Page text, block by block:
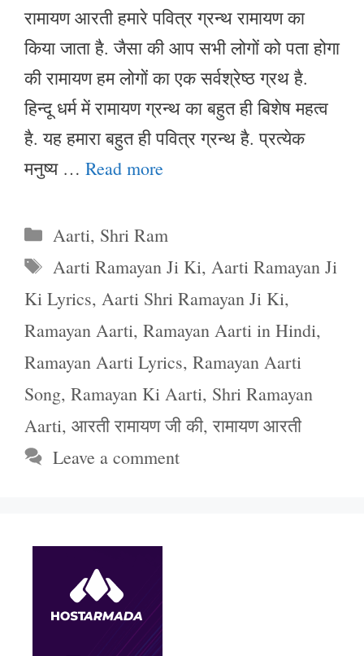
रामायण आरती हमारे पवित्र ग्रन्थ रामायण का
किया जाता है. जैसा की आप सभी लोगों को पता होगा
की रामायण हम लोगों का एक सर्वश्रेष्ठ ग्रथ है.
हिन्दू धर्म में रामायण ग्रन्थ का बहुत ही बिशेष महत्व
है. यह हमारा बहुत ही पवित्र ग्रन्थ है. प्रत्येक
मनुष्य … Read more
Categories
Aarti, Shri Ram
Tags
Aarti Ramayan Ji Ki, Aarti Ramayan Ji
Ki Lyrics, Aarti Shri Ramayan Ji Ki,
Ramayan Aarti, Ramayan Aarti in Hindi,
Ramayan Aarti Lyrics, Ramayan Aarti
Song, Ramayan Ki Aarti, Shri Ramayan
Aarti, आरती रामायण जी की,रामायण आरती
Leave a comment